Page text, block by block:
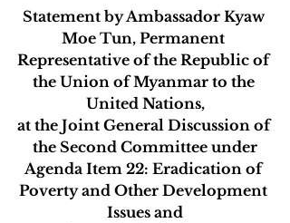
Statement by Ambassador Kyaw
Moe Tun, Permanent
Representative of the Republic of
the Union of Myanmar to the
United Nations,
at the Joint General Discussion of
the Second Committee under
Agenda Item 22: Eradication of
Poverty and Other Development
Issues and